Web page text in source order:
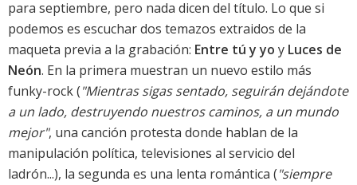
para septiembre, pero nada dicen del título. Lo que si
podemos es escuchar dos temazos extraidos de la
maqueta previa a la grabación: Entre tú y yo y Luces de
Neón. En la primera muestran un nuevo estilo más
funky-rock ("Mientras sigas sentado, seguirán dejándote
a un lado, destruyendo nuestros caminos, a un mundo
mejor", una canción protesta donde hablan de la
manipulación política, televisiones al servicio del
ladrón...), la segunda es una lenta romántica ("siempre